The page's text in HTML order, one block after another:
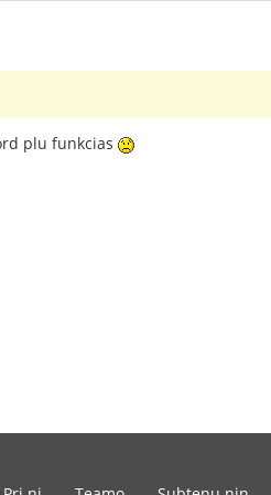
plu funkcias